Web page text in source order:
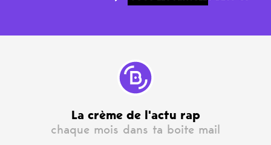
La crème de l'actu rap
chaque mois dans ta boite mail